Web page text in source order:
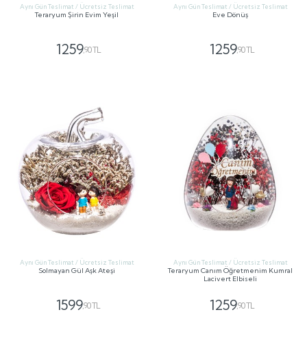
Aynı Gün Teslimat / Ücretsiz Teslimat
Teraryum Şirin Evim Yeşil
1259,90 TL
Aynı Gün Teslimat / Ücretsiz Teslimat
Eve Dönüş
1259,90 TL
Aynı Gün Teslimat / Ücretsiz Teslimat
Solmayan Gül Aşk Ateşi
1599,90 TL
Aynı Gün Teslimat / Ücretsiz Teslimat
Teraryum Canım Öğretmenim Kumral
Lacivert Elbiseli
1259,90 TL